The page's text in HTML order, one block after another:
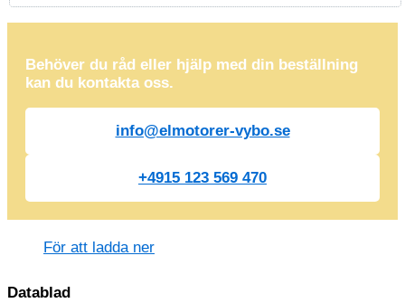
Behöver du råd eller hjälp med din beställning
kan du kontakta oss.
info@elmotorer-vybo.se
+4915 123 569 470
För att ladda ner
Datablad